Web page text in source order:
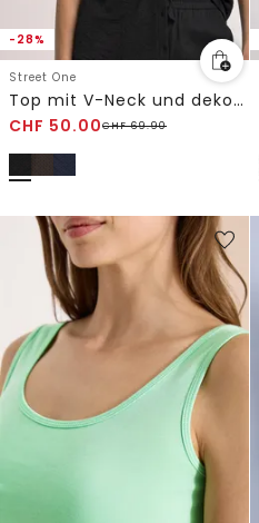
-28%
Street One
Top mit V-Neck und dekorativer Knopfleiste
CHF 50.00CHF69.90